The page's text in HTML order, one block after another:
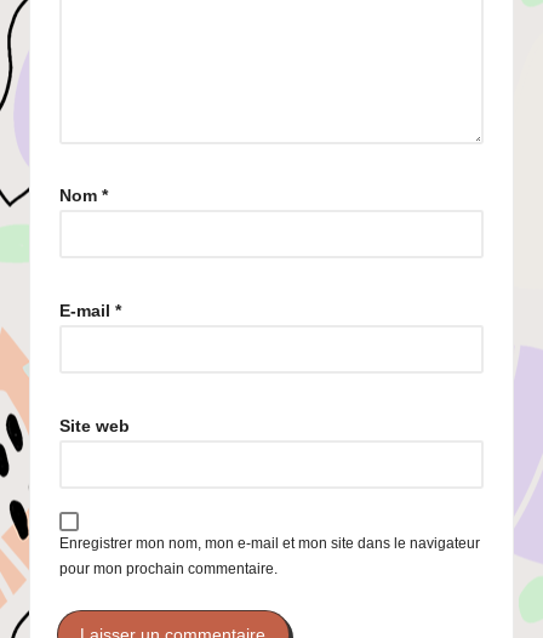
Nom *
E-mail *
Site web
Enregistrer mon nom, mon e-mail et mon site dans le navigateur
pour mon prochain commentaire.